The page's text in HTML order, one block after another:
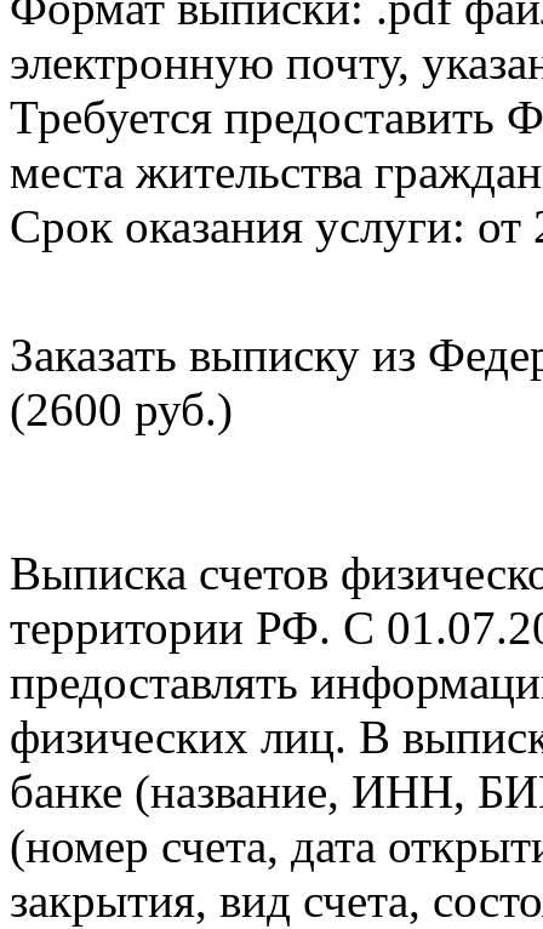
электронную почту,
Требуется
места жительства
Срок оказания услуги: от
Заказать выписку из
(2600 руб.)
Выписка счетов
территории РФ. С
предоставлять
физических лиц. В
банке (название, ИНН,
(номер счета, дата
закрытия, вид счета,